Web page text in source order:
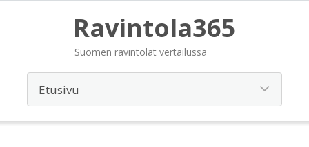
Ravintola365
Suomen ravintolat vertailussa